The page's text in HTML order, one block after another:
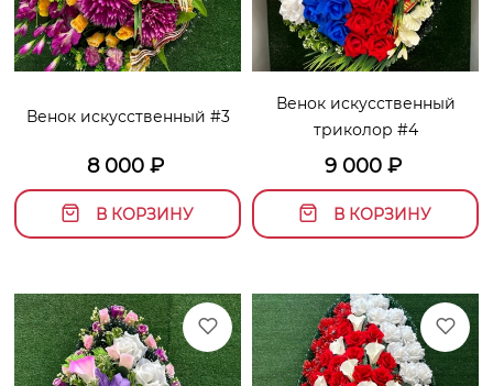
Венок искусственный #3
8 000₽
В КОРЗИНУ
Венок искусственный
триколор #4
9 000₽
В КОРЗИНУ